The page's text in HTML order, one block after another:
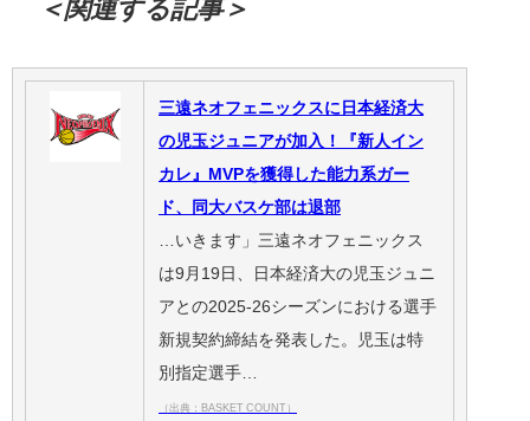
＜関連する記事＞
三遠ネオフェニックスに日本経済大
の児玉ジュニアが加入！『新人イン
カレ』MVPを獲得した能力系ガー
ド、同大バスケ部は退部
…いきます」三遠ネオフェニックス
は9月19日、日本経済大の児玉ジュニ
アとの2025-26シーズンにおける選手
新規契約締結を発表した。児玉は特
別指定選手…
（出典：BASKET COUNT）